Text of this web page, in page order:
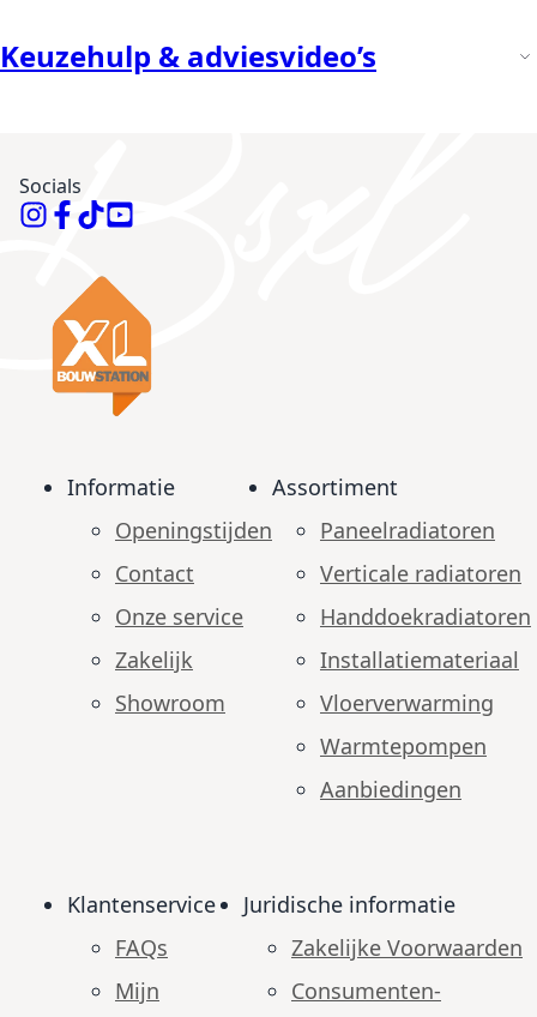
Keuzehulp & adviesvideo’s
Socials
Informatie
Openingstijden
Contact
Onze service
Zakelijk
Showroom
Assortiment
Paneelradiatoren
Verticale radiatoren
Handdoekradiatoren
Installatiemateriaal
Vloerverwarming
Warmtepompen
Aanbiedingen
Klantenservice
FAQs
Mijn
Juridische informatie
Zakelijke Voorwaarden
Consumenten­